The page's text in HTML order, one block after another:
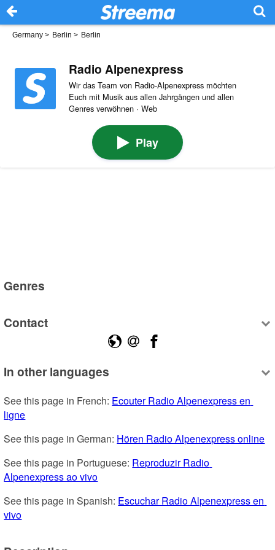
Germany > Berlin > Berlin
Radio Alpenexpress
Wir das Team von Radio-Alpenexpress möchten
Euch mit Musik aus allen Jahrgängen und allen
Genres verwöhnen · Web
Play
Genres
Contact
In other languages
See this page in French: Ecouter Radio Alpenexpress en
ligne
See this page in German: Hören Radio Alpenexpress online
See this page in Portuguese: Reproduzir Radio
Alpenexpress ao vivo
See this page in Spanish: Escuchar Radio Alpenexpress en
vivo